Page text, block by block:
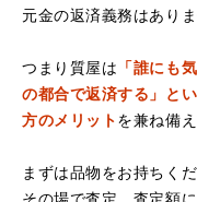
元金の返済義務はありま
つまり質屋は 「誰にも
の都合で返済する」と
方のメリットを兼ね備
まずは品物をお持ちくだ